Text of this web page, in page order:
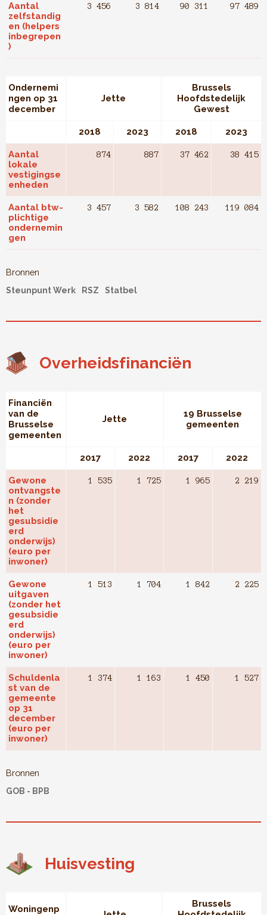
Aantal
zelfstandig
en (helpers
inbegrepen
)
3 456 3 814 90 311 97 489
Ondernemi
ngen op 31
december
Jette
Brussels
Hoofdstedelijk
Gewest
2018 2023 2018 2023
Aantal
lokale
vestigingse
enheden
874 887 37 462 38 415
Aantal btw-
plichtige
ondernemin
gen
3 457 3 582 108 243 119 084
Bronnen
Steunpunt Werk RSZ Statbel
Overheidsfinanciën
Financiën
van de
Brusselse
gemeenten
Jette
19 Brusselse
gemeenten
2017 2022 2017 2022
Gewone
ontvangste
n (zonder
het
gesubsidie
erd
onderwijs)
(euro per
inwoner)
1 535 1 725 1 965 2 219
Gewone
uitgaven
(zonder het
gesubsidie
erd
onderwijs)
(euro per
inwoner)
1 513 1 704 1 842 2 225
Schuldenla
st van de
gemeente
op 31
december
(euro per
inwoner)
1 374 1 163 1 450 1 527
Bronnen
GOB - BPB
Huisvesting
Woningenp
Brussels